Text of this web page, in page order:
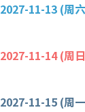
2027-11-13 (周
2027-11-14 (周
2027-11-15 (周